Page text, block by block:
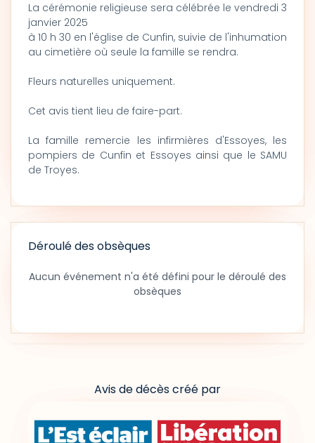
La cérémonie religieuse sera célébrée le vendredi 3
janvier 2025
à 10 h 30 en l'église de Cunfin, suivie de l'inhumation
au cimetière où seule la famille se rendra.
Fleurs naturelles uniquement.
Cet avis tient lieu de faire-part.
La famille remercie les infirmières d'Essoyes, les
pompiers de Cunfin et Essoyes ainsi que le SAMU
de Troyes.
Déroulé des obsèques
Aucun événement n'a été défini pour le déroulé des
obsèques
Avis de décès créé par